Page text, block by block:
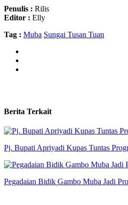
Penulis : Rilis
Editor : Elly
Tag : Muba Sungai Tusan Tuan
Berita Terkait
Pj. Bupati Apriyadi Kupas Tuntas
Pegadaian Bidik Gambo Muba Jadi